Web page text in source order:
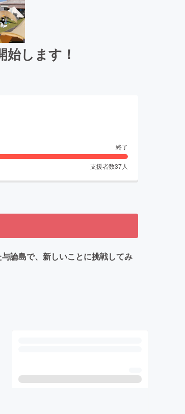
します！
終了
支援者数37人
論島で、新しいことに挑戦してみ